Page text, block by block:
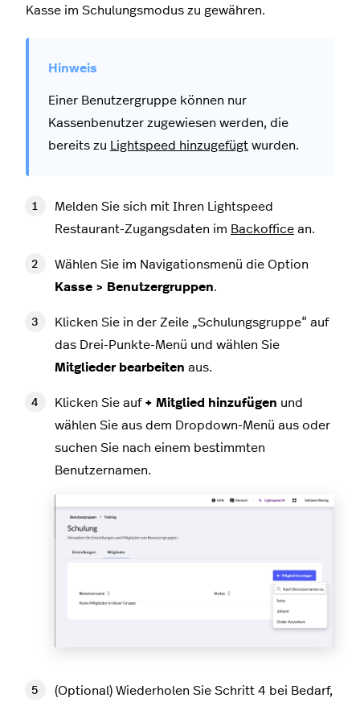
Kasse im Schulungsmodus zu gewähren.
Einer Benutzergruppe können nur
Kassenbenutzer zugewiesen werden, die
bereits zu Lightspeed hinzugefügt wurden.
Melden Sie sich mit Ihren Lightspeed
Restaurant-Zugangsdaten im Backoffice an.
Wählen Sie im Navigationsmenü die Option
Kasse > Benutzergruppen.
Klicken Sie in der Zeile „Schulungsgruppe“ auf
das Drei-Punkte-Menü und wählen Sie
Mitglieder bearbeiten aus.
Klicken Sie auf + Mitglied hinzufügen und
wählen Sie aus dem Dropdown-Menü aus oder
suchen Sie nach einem bestimmten
Benutzernamen.
(Optional) Wiederholen Sie Schritt 4 bei Bedarf,